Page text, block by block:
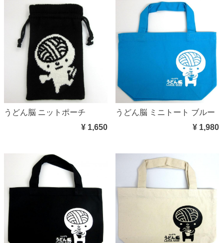
うどん脳 ニットポーチ
¥ 1,650
うどん脳 ミニトート ブルー
¥ 1,980